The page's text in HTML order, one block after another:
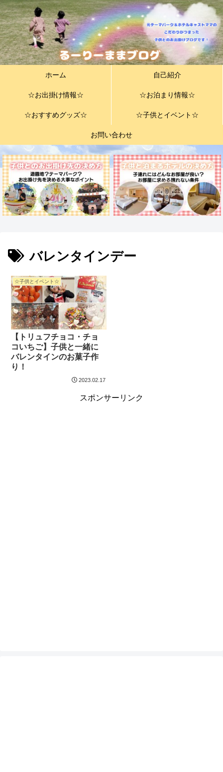
ホーム 自己紹介
☆お出掛け情報☆ ☆お泊まり情報☆
☆おすすめグッズ☆ ☆子供とイベント☆
お問い合わせ
バレンタインデー
☆子供とイベント☆
【トリュフチョコ・チョ
コいちご】子供と一緒に
バレンタインのお菓子作
り！
2023.02.17
スポンサーリンク